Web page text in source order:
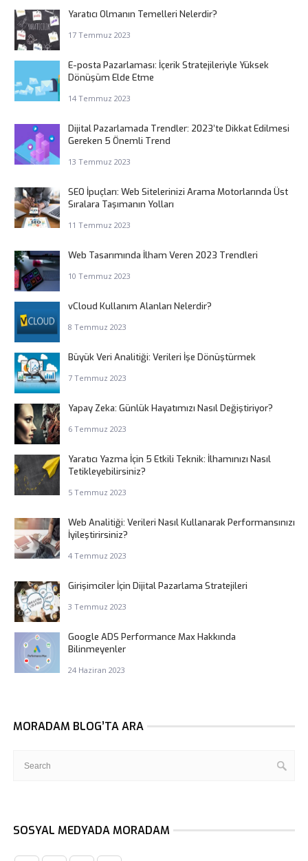
Yaratıcı Olmanın Temelleri Nelerdir?
17 Temmuz 2023
E-posta Pazarlaması: İçerik Stratejileriyle Yüksek
Dönüşüm Elde Etme
14 Temmuz 2023
Dijital Pazarlamada Trendler: 2023’te Dikkat Edilmesi
Gereken 5 Önemli Trend
13 Temmuz 2023
SEO İpuçları: Web Sitelerinizi Arama Motorlarında Üst
Sıralara Taşımanın Yolları
11 Temmuz 2023
Web Tasarımında İlham Veren 2023 Trendleri
10 Temmuz 2023
vCloud Kullanım Alanları Nelerdir?
8 Temmuz 2023
Büyük Veri Analitiği: Verileri İşe Dönüştürmek
7 Temmuz 2023
Yapay Zeka: Günlük Hayatımızı Nasıl Değiştiriyor?
6 Temmuz 2023
Yaratıcı Yazma İçin 5 Etkili Teknik: İlhamınızı Nasıl
Tetikleyebilirsiniz?
5 Temmuz 2023
Web Analitiği: Verileri Nasıl Kullanarak Performansınızı
İyileştirirsiniz?
4 Temmuz 2023
Girişimciler İçin Dijital Pazarlama Stratejileri
3 Temmuz 2023
Google ADS Performance Max Hakkında
Bilinmeyenler
24 Haziran 2023
MORADAM BLOG’TA ARA
SOSYAL MEDYADA MORADAM